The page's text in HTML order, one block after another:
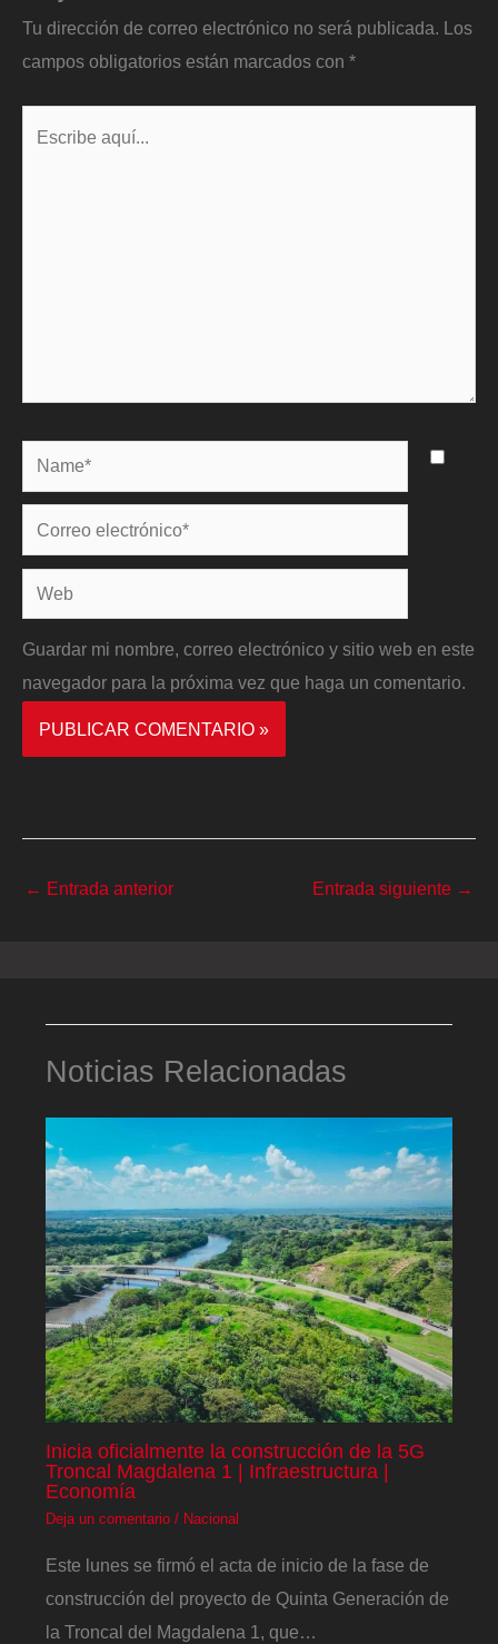
Tu dirección de correo electrónico no será publicada.
Los
campos obligatorios están marcados con *
Name*
Correo
electrónico*
Web
Guardar mi nombre, correo electrónico y sitio web en este
navegador para la próxima vez que haga un comentario.
← Entrada anterior Entrada siguiente →
Noticias Relacionadas
Inicia oficialmente la construcción de la 5G
Troncal Magdalena 1 | Infraestructura |
Economía
Deja un comentario / Nacional
Este lunes se firmó el acta de inicio de la fase de
construcción del proyecto de Quinta Generación de
la Troncal del Magdalena 1, que…